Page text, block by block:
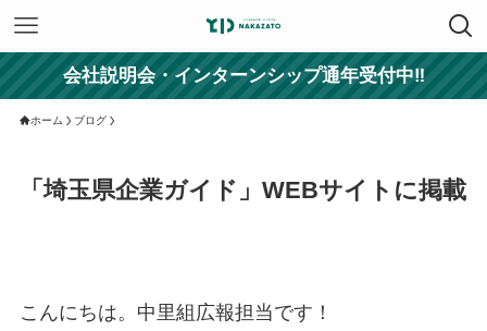
会社説明会・インターンシップ通年受付中‼
ホーム ブログ
「埼玉県企業ガイド」WEBサイトに掲載
こんにちは。中里組広報担当です！